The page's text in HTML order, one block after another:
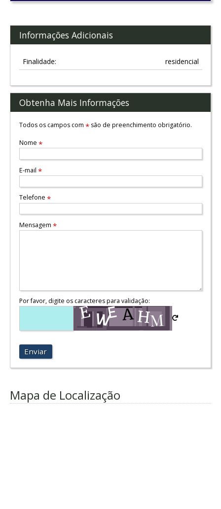
Informações Adicionais
Finalidade: residencial
Obtenha Mais Informações
Todos os campos com *são de preenchimento obrigatório.
Nome *
E-mail *
Telefone *
Mensagem *
Por favor, digite os caracteres para validação:
Enviar
Mapa de Localização